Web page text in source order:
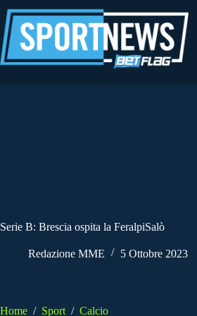
al
contenuto
Serie B: Brescia ospita la FeralpiSalò
Redazione MME 5 Ottobre 2023
Home / Sport / Calcio